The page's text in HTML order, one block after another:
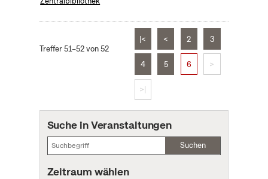
Treffer 51–52 von 52
|< < 2 3
4 5 6 >
>|
Suche in Veranstaltungen
Suchen
Zeitraum wählen